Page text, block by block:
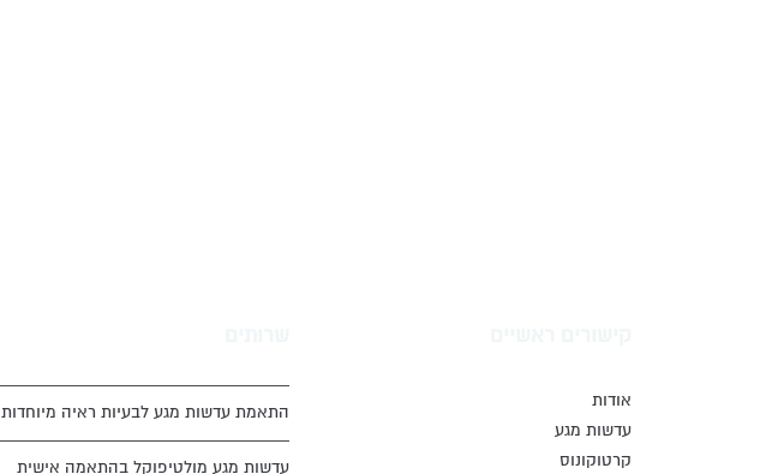
אודות
עדשות מגע
קרטוקונוס
התאמת עדשות מגע לבעיות ראיה מיוחדות
עדשות מגע מולטיפוקל בהתאמה אישית